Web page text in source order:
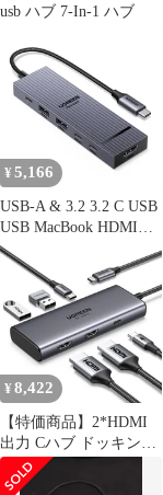
usb ハブ 7-In-1 ハブ
¥ 5,166
USB-A & 3.2 3.2 C USB
USB MacBook HDMIポ
ート 高速データ転送
Pro/Air、iPad 10Gbps
60Hz Pro、Thinkpad 4K
PD対応 Rog 100W 6in1
Ally ハブ USB-C などに
対応
¥ 8,422
【特価商品】2*HDMI
出力 Cハブ ドッキング
ステーション USB
4K@60Hz 単一出力